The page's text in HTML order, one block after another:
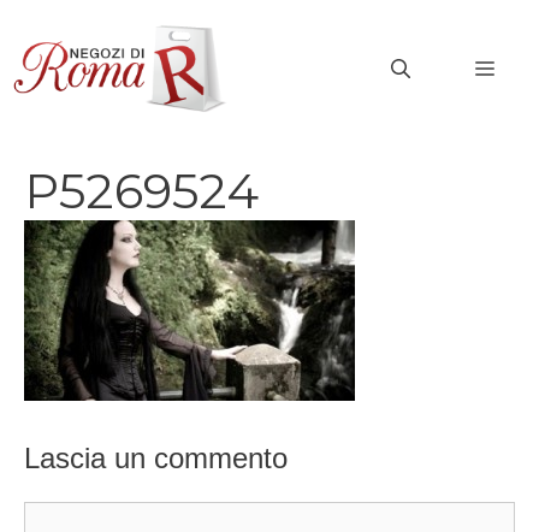
contenuto
P5269524
Lascia un commento